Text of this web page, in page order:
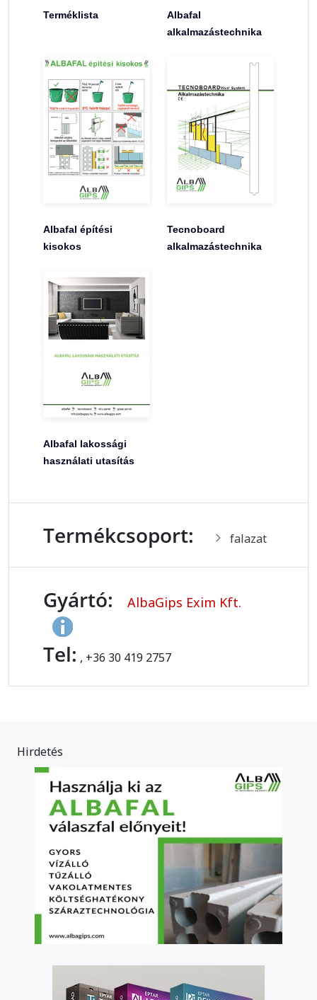
Terméklista
Albafal
alkalmazástechnika
Albafal építési
kisokos
Tecnoboard
alkalmazástechnika
Albafal lakossági
használati utasítás
Termékcsoport: falazat
Gyártó: AlbaGips Exim Kft.
Tel: , +36 30 419 2757
Hirdetés